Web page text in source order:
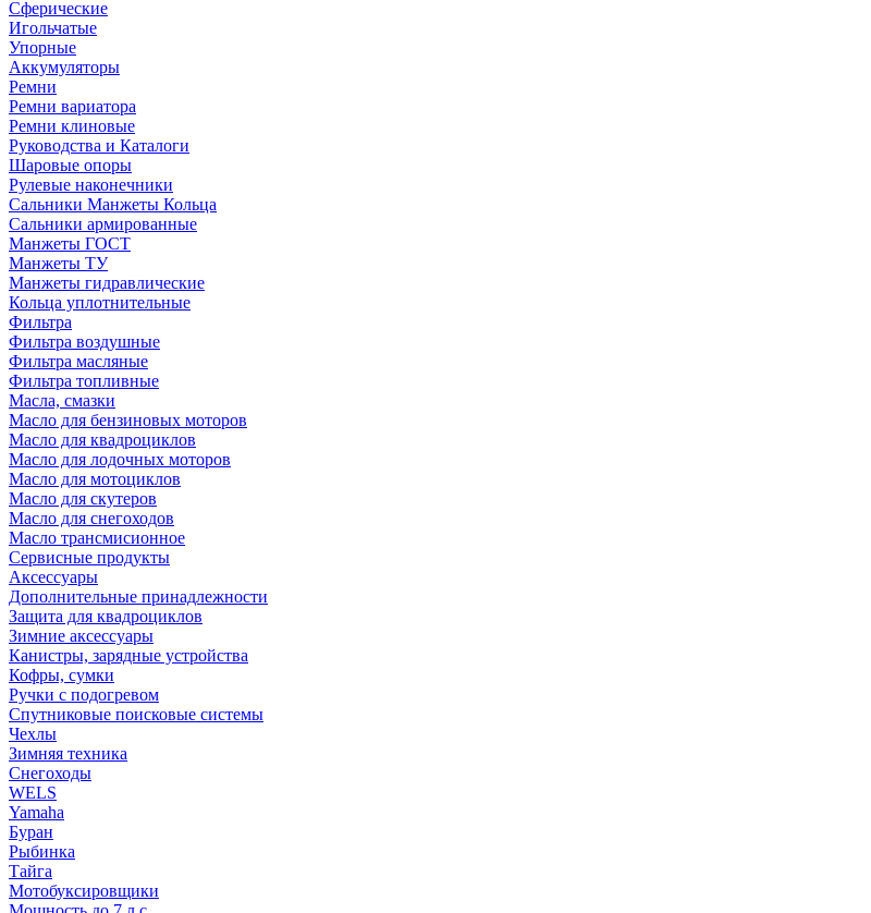
Сферические
Игольчатые
Упорные
Аккумуляторы
Ремни
Ремни вариатора
Ремни клиновые
Руководства и Каталоги
Шаровые опоры
Рулевые наконечники
Сальники Манжеты Кольца
Сальники армированные
Манжеты ГОСТ
Манжеты ТУ
Манжеты гидравлические
Кольца уплотнительные
Фильтра
Фильтра воздушные
Фильтра масляные
Фильтра топливные
Масла, смазки
Масло для бензиновых моторов
Масло для квадроциклов
Масло для лодочных моторов
Масло для мотоциклов
Масло для скутеров
Масло для снегоходов
Масло трансмисионное
Сервисные продукты
Аксессуары
Дополнительные принадлежности
Защита для квадроциклов
Зимние аксессуары
Канистры, зарядные устройства
Кофры, сумки
Ручки с подогревом
Спутниковые поисковые системы
Чехлы
Зимняя техника
Снегоходы
WELS
Yamaha
Буран
Рыбинка
Тайга
Мотобуксировщики